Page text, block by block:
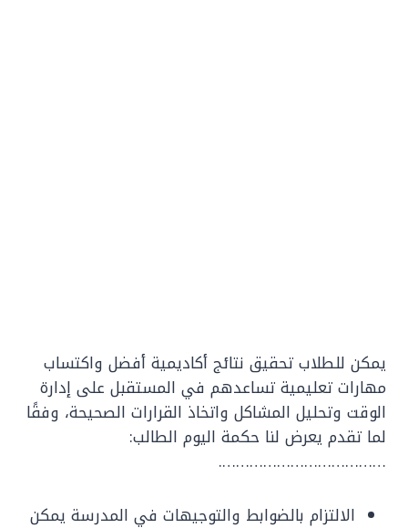
يمكن للطلاب تحقيق نتائج أكاديمية أفضل واكتساب
مهارات تعليمية تساعدهم في المستقبل على إدارة
الوقت وتحليل المشاكل واتخاذ القرارات الصحيحة، وفقًا
لما تقدم يعرض لنا حكمة اليوم الطالب:
……………………………….
الالتزام بالضوابط والتوجيهات في المدرسة يمكن